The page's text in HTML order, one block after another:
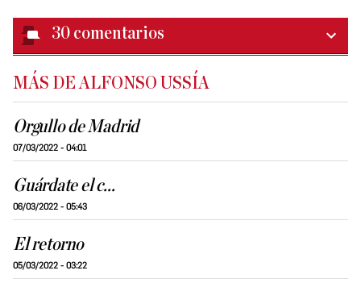
30 comentarios
MÁS DE ALFONSO USSÍA
Orgullo de Madrid
07/03/2022 - 04:01
Guárdate el c...
06/03/2022 - 05:43
El retorno
05/03/2022 - 03:22